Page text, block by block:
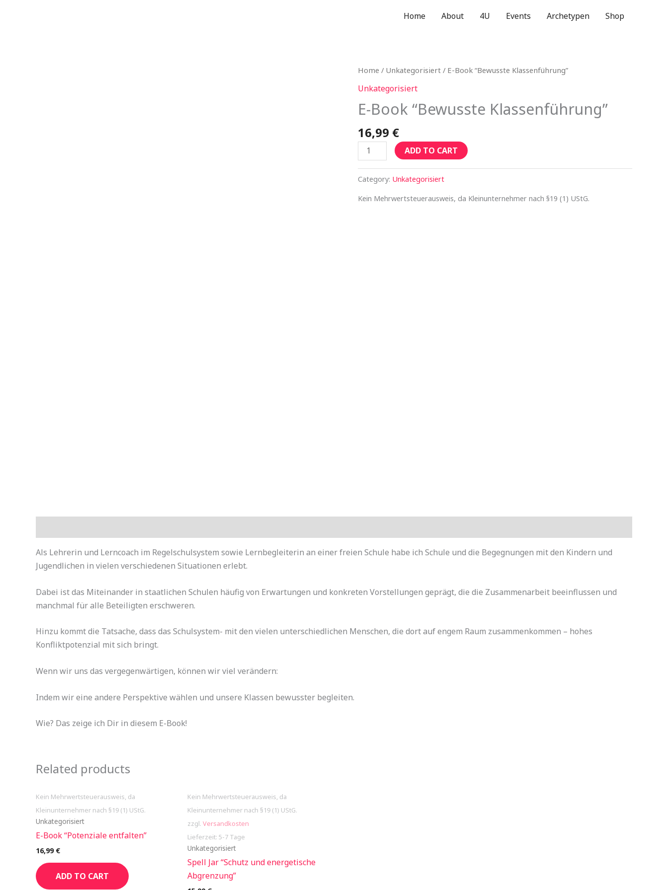
Home About 4U Events Archetypen Shop
Home / Unkategorisiert / E-Book “Bewusste Klassenführung”
Unkategorisiert
E-Book “Bewusste Klassenführung”
16,99 €
E-
Book
"Bewusste
Klassenführung"
ADD TO CART
Category: Unkategorisiert
Kein Mehrwertsteuerausweis, da Kleinunternehmer nach §19 (1) UStG.
Als Lehrerin und Lerncoach im Regelschulsystem sowie Lernbegleiterin an einer freien Schule habe ich Schule und die Begegnungen mit den Kindern und
Jugendlichen in vielen verschiedenen Situationen erlebt.
Dabei ist das Miteinander in staatlichen Schulen häufig von Erwartungen und konkreten Vorstellungen geprägt, die die Zusammenarbeit beeinflussen und
manchmal für alle Beteiligten erschweren.
Hinzu kommt die Tatsache, dass das Schulsystem- mit den vielen unterschiedlichen Menschen, die dort auf engem Raum zusammenkommen – hohes
Konfliktpotenzial mit sich bringt.
Wenn wir uns das vergegenwärtigen, können wir viel verändern:
Indem wir eine andere Perspektive wählen und unsere Klassen bewusster begleiten.
Wie? Das zeige ich Dir in diesem E-Book!
Related products
Kein Mehrwertsteuerausweis, da
Kleinunternehmer nach §19 (1) UStG.
Unkategorisiert
E-Book “Potenziale entfalten”
16,99 €
ADD TO CART
Kein Mehrwertsteuerausweis, da
Kleinunternehmer nach §19 (1) UStG.
zzgl. Versandkosten
Lieferzeit: 5-7 Tage
Unkategorisiert
Spell Jar “Schutz und energetische
Abgrenzung”